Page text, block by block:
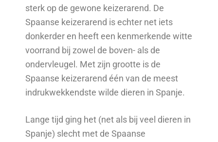
sterk op de gewone keizerarend. De
Spaanse keizerarend is echter net iets
donkerder en heeft een kenmerkende witte
voorrand bij zowel de boven- als de
ondervleugel. Met zijn grootte is de
Spaanse keizerarend één van de meest
indrukwekkendste wilde dieren in Spanje.
Lange tijd ging het (net als bij veel dieren in
Spanje) slecht met de Spaanse